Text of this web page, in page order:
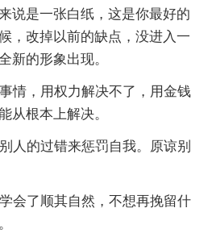
说是一张白纸，这是你最好的
，改掉以前的缺点，没进入一
新的形象出现。
，用权力解决不了，用金钱
从根本上解决。
的过错来惩罚自我。原谅别
了顺其自然，不想再挽留什